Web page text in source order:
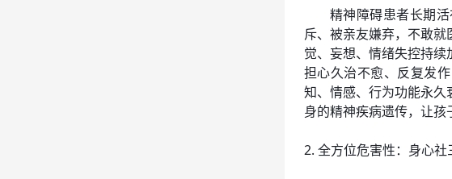
精神障碍患者长期活
斥、被亲友嫌弃，不敢就
觉、妄想、情绪失控持续
担心久治不愈、反复发
知、情感、行为功能永久
身的精神疾病遗传，让孩
2. 全方位危害性：身心社